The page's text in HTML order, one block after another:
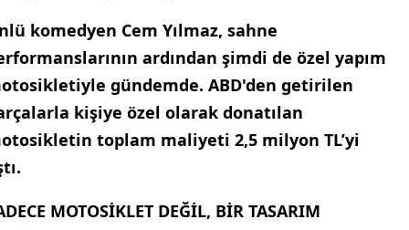
komedyen Cem Yılmaz, sahne
ardından şimdi de özel yapım
gündemde. ABD'den getirilen
kişiye özel olarak donatılan
toplam maliyeti 2,5 milyon TL’yi
MOTOSİKLET DEĞİL, BİR TASARIM